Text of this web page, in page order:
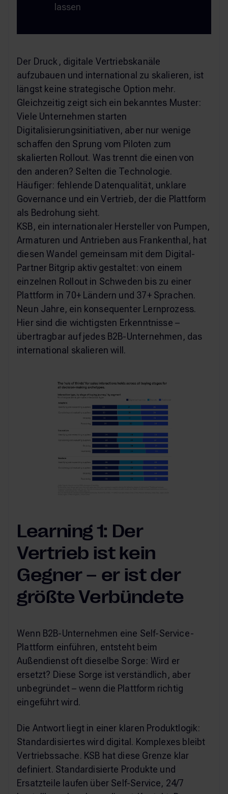
lassen
Der Druck, digitale Vertriebskanäle
aufzubauen und international zu skalieren, ist
längst keine strategische Option mehr.
Gleichzeitig zeigt sich ein bekanntes Muster:
Viele Unternehmen starten
Digitalisierungsinitiativen, aber nur wenige
schaffen den Sprung vom Piloten zum
skalierten Rollout. Was trennt die einen von
den anderen? Selten die Technologie.
Häufiger: fehlende Datenqualität, unklare
Governance und ein Vertrieb, der die Plattform
als Bedrohung sieht.
KSB, ein internationaler Hersteller von Pumpen,
Armaturen und Antrieben aus Frankenthal, hat
diesen Wandel gemeinsam mit dem Digital-
Partner Bitgrip aktiv gestaltet: von einem
einzelnen Rollout in Schweden bis zu einer
Plattform in 70+ Ländern und 37+ Sprachen.
Neun Jahre, ein konsequenter Lernprozess.
Hier sind die wichtigsten Erkenntnisse –
übertragbar auf jedes B2B-Unternehmen, das
international skalieren will.
Learning 1: Der
Vertrieb ist kein
Gegner – er ist der
größte Verbündete
Wenn B2B-Unternehmen eine Self-Service-
Plattform einführen, entsteht beim
Außendienst oft dieselbe Sorge: Wird er
ersetzt? Diese Sorge ist verständlich, aber
unbegründet – wenn die Plattform richtig
eingeführt wird.
Die Antwort liegt in einer klaren Produktlogik:
Standardisiertes wird digital. Komplexes bleibt
Vertriebssache. KSB hat diese Grenze klar
definiert. Standardisierte Produkte und
Ersatzteile laufen über Self-Service, 24/7